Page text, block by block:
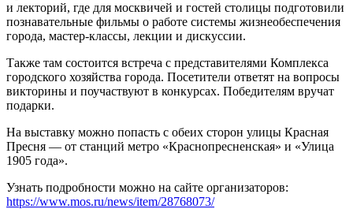
и лекторий, где для москвичей и гостей столицы подготовили
познавательные фильмы о работе системы жизнеобеспечения
города, мастер-классы, лекции и дискуссии.
Также там состоится встреча с представителями Комплекса
городского хозяйства города. Посетители ответят на вопросы
викторины и поучаствуют в конкурсах. Победителям вручат
подарки.
На выставку можно попасть с обеих сторон улицы Красная
Пресня — от станций метро «Краснопресненская» и «Улица
1905 года».
Узнать подробности можно на сайте организаторов:
https://www.mos.ru/news/item/28768073/